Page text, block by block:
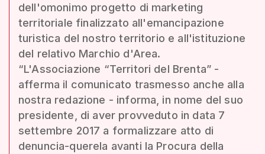
dell'omonimo progetto di marketing
territoriale finalizzato all'emancipazione
turistica del nostro territorio e all'istituzione
del relativo Marchio d'Area.
“L'Associazione “Territori del Brenta” -
afferma il comunicato trasmesso anche alla
nostra redazione - informa, in nome del suo
presidente, di aver provveduto in data 7
settembre 2017 a formalizzare atto di
denuncia-querela avanti la Procura della